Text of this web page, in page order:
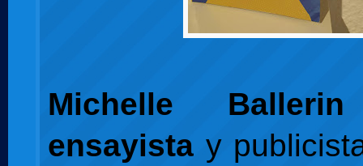
Michelle Ballerin
ensayistay